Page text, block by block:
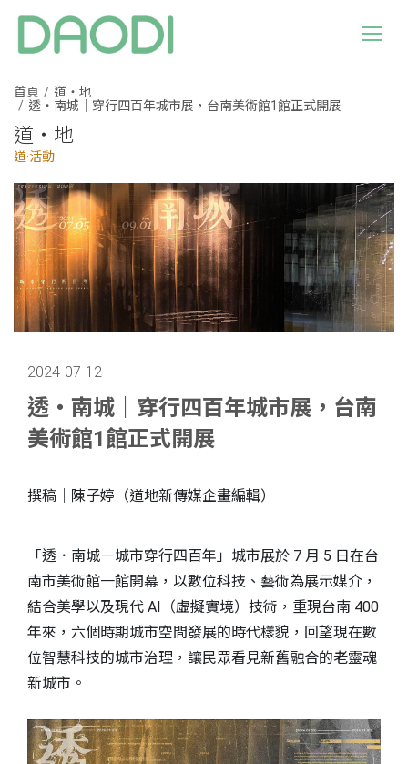
道・地
道·活動
首頁
道・地
透・南城｜穿行四百年城市展，台南美術館1館正式開展
2024-07-12
透・南城｜穿行四百年城市展，台南
美術館1館正式開展
撰稿｜陳子婷（道地新傳媒企畫編輯）
「透．南城－城市穿行四百年」城市展於 7 月 5 日在台
南市美術館一館開幕，以數位科技、藝術為展示媒介，
結合美學以及現代 AI（虛擬實境）技術，重現台南 400
年來，六個時期城市空間發展的時代樣貌，回望現在數
位智慧科技的城市治理，讓民眾看見新舊融合的老靈魂
新城市。